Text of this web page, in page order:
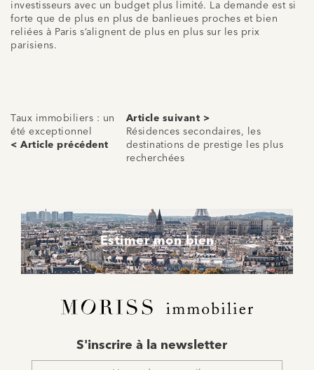
investisseurs avec un budget plus limité. La demande est si
forte que de plus en plus de banlieues proches et bien
reliées à Paris s’alignent de plus en plus sur les prix
parisiens.
Taux immobiliers : un
été exceptionnel
< Article précédent
Article suivant >
Résidences secondaires, les
destinations de prestige les plus
recherchées
Estimer mon bien
mail
S'inscrire à la newsletter